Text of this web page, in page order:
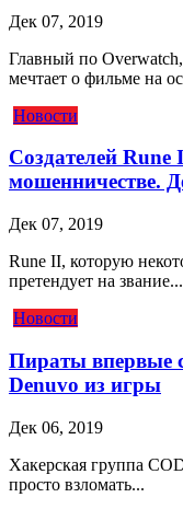
Дек 07, 2019
Главный по
мечтает о фильме на
Новости
Создателей
мошенничестве.
Дек 07, 2019
Rune II, которую
претендует на звание...
Новости
Пираты впервые
Denuvo из игры
Дек 06, 2019
Хакерская группа
просто взломать...